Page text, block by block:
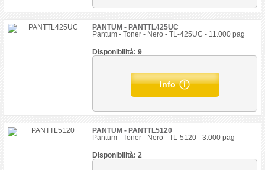
PANTUM - PANTTL425UC
Pantum - Toner - Nero - TL-425UC - 11.000 pag
Disponibilità: 9
Info
PANTUM - PANTTL5120
Pantum - Toner - Nero - TL-5120 - 3.000 pag
Disponibilità: 2